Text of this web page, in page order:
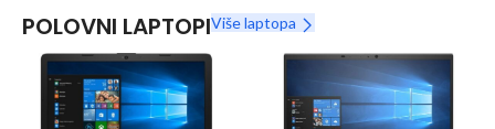
POLOVNI LAPTOPIViše laptopa